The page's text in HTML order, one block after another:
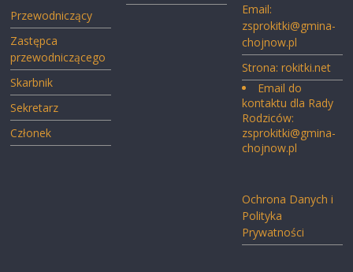
Przewodniczący
Zastępca
przewodniczącego
Skarbnik
Sekretarz
Członek
Email:
zsprokitki@gmina-
chojnow.pl
Strona: rokitki.net
Email do
kontaktu dla Rady
Rodziców:
zsprokitki@gmina-
chojnow.pl
Ochrona Danych i
Polityka
Prywatności